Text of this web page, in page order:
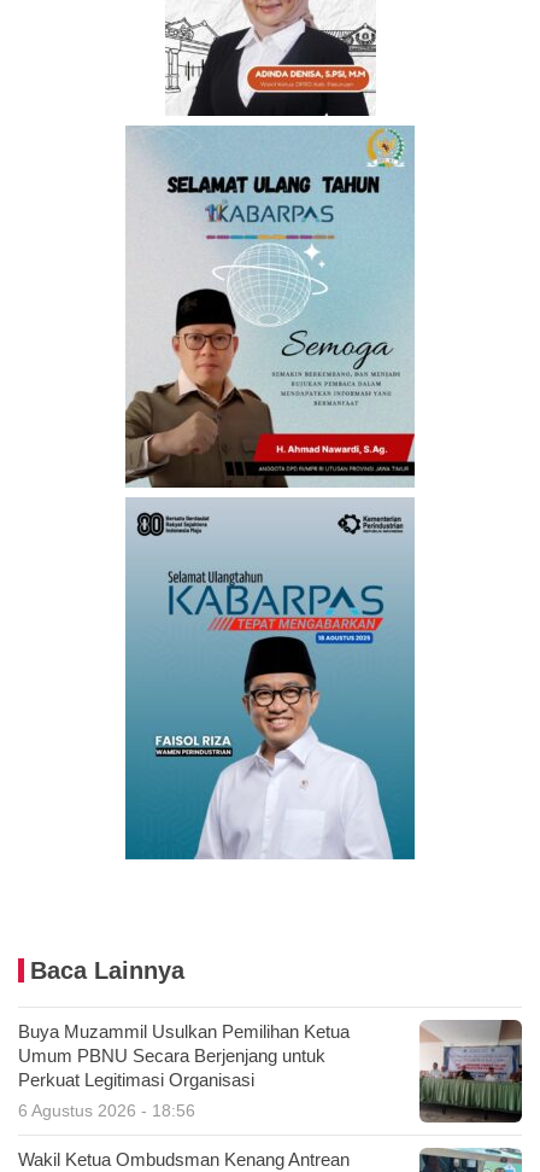
Baca Lainnya
Buya Muzammil Usulkan Pemilihan Ketua
Umum PBNU Secara Berjenjang untuk
Perkuat Legitimasi Organisasi
6 Agustus 2026 - 18:56
Wakil Ketua Ombudsman Kenang Antrean